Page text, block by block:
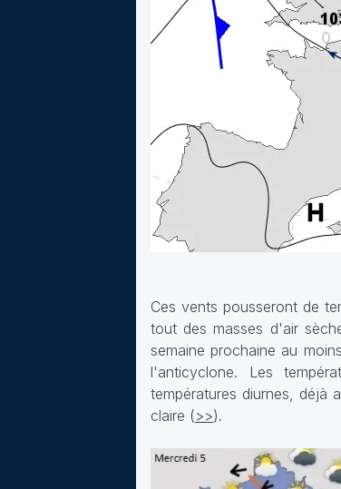
Ces vents pousseront de
tout des masses d'air
semaine prochaine au
l'anticyclone. Les
températures diurnes, déjà
claire (>>).